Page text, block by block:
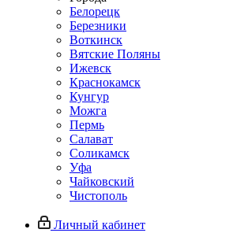
Белорецк
Березники
Воткинск
Вятские Поляны
Ижевск
Краснокамск
Кунгур
Можга
Пермь
Салават
Соликамск
Уфа
Чайковский
Чистополь
Личный кабинет